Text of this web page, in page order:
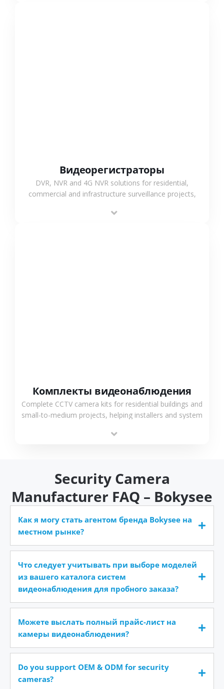
Видеорегистраторы
DVR, NVR and 4G NVR solutions for residential,
commercial and infrastructure surveillance projects,
Комплекты видеонаблюдения
Complete CCTV camera kits for residential buildings and
small-to-medium projects, helping installers and system
time.
Security Camera
Manufacturer FAQ – Bokysee
Как я могу стать агентом бренда Bokysee на
местном рынке?
Что следует учитывать при выборе моделей
из вашего каталога систем
видеонаблюдения для пробного заказа?
Можете выслать полный прайс-лист на
камеры видеонаблюдения?
Do you support OEM & ODM for security
cameras?